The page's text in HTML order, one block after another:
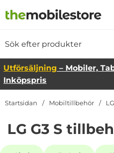
Startsidan för
Utförsäljning – Mobiler,
Inköpspris
Startsidan Mobiltillbehör LG
LG G3 S